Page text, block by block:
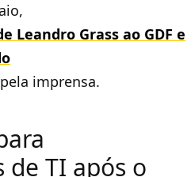
Leandro Grass ao GDF e
imprensa.
TI após o